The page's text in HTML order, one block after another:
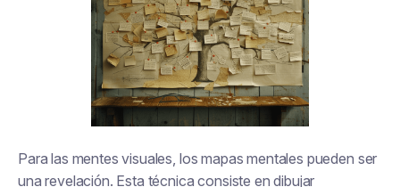
Para las mentes visuales, los mapas mentales pueden ser
una revelación. Esta técnica consiste en dibujar